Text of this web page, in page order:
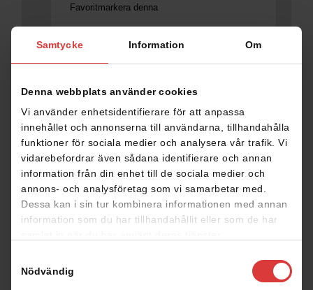
Samtycke Information Om
Denna webbplats använder cookies
Vi använder enhetsidentifierare för att anpassa
innehållet och annonserna till användarna, tillhandahålla
funktioner för sociala medier och analysera vår trafik. Vi
vidarebefordrar även sådana identifierare och annan
information från din enhet till de sociala medier och
annons- och analysföretag som vi samarbetar med.
Dessa kan i sin tur kombinera informationen med annan
information som du har tillhandahållit eller som de har
Nödvändig
Favoritmarkera denna
DELA
Planritningar
Klicka på planritningen för att förstora den